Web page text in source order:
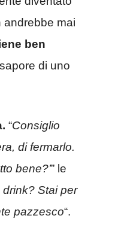
andrebbe mai
ben
di uno
“Consiglio
di fermarlo.
bene?’” le
Stai per
pazzesco“.